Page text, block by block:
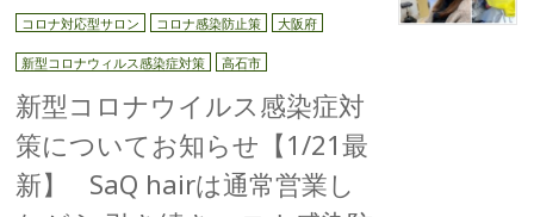
コロナ対応型サロン コロナ感染防止策 大阪府
新型コロナウィルス感染症対策 高石市
新型コロナウイルス感染症対
策についてお知らせ【1/21最
新】 SaQ hairは通常営業し